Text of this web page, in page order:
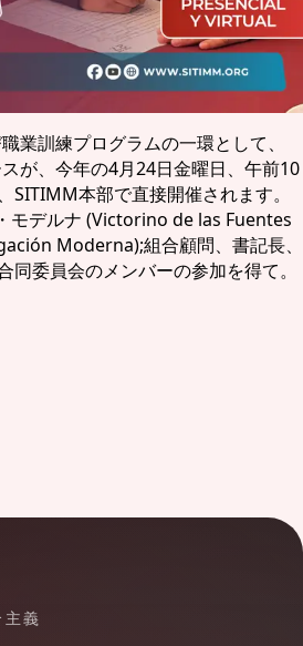
業訓練プログラムの一環として、
が、今年の4月24日金曜日、午前10
SITIMM本部で直接開催されます。
モデルナ (Victorino de las Fuentes
Moderna);組合顧問、書記長、
同委員会のメンバーの参加を得て。
義